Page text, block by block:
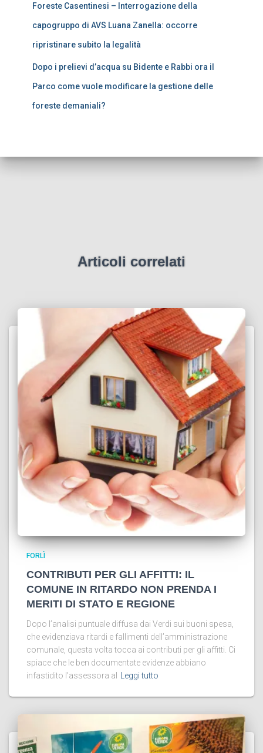
Foreste Casentinesi – Interrogazione della
capogruppo di AVS Luana Zanella: occorre
ripristinare subito la legalità
Dopo i prelievi d’acqua su Bidente e Rabbi ora il
Parco come vuole modificare la gestione delle
foreste demaniali?
Articoli correlati
FORLÌ
CONTRIBUTI PER GLI AFFITTI: IL
COMUNE IN RITARDO NON PRENDA I
MERITI DI STATO E REGIONE
Dopo l’analisi puntuale diffusa dai Verdi sui buoni spesa,
che evidenziava ritardi e fallimenti dell’amministrazione
comunale, questa volta tocca ai contributi per gli affitti. Ci
spiace che le ben documentate evidenze abbiano
infastidito l’assessora al
Leggi tutto